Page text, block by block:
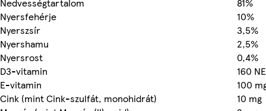
Nyersfehérje
10%
Nyerszsír
3,5%
Nyershamu
2,5%
Nyersrost
0,4%
D3-vitamin
160 NE
E-vitamin
100
Cink (mint Cink-szulfát, monohidrát)
10 mg